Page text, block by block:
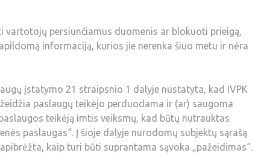
persiunčiamus duomenis ar blokuoti prieigą,
informaciją, kurios jie nerenka šiuo metu ir nėra
įstatymo 21 straipsnio 1 dalyje nustatyta, kad IVPK
paslaugų teikėjo perduodama ir (ar) saugoma
teikėją imtis veiksmų, kad būtų nutrauktas
paslaugas“. Į šioje dalyje nurodomų subjektų sąrašą
kaip turi būti suprantama sąvoka „pažeidimas“.